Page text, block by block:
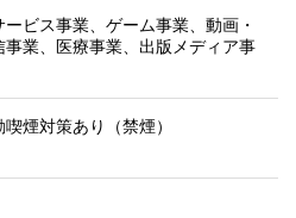
ービス事業、ゲーム事業、動画・
事業、医療事業、出版メディア事
煙対策あり（禁煙）